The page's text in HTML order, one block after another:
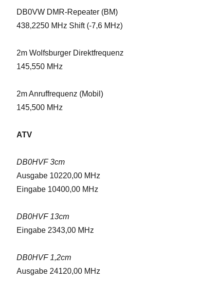
DB0VW DMR-Repeater (BM)
438,2250 MHz Shift (-7,6 MHz)
2m Wolfsburger Direktfrequenz
145,550 MHz
2m Anruffrequenz (Mobil)
145,500 MHz
ATV
DB0HVF 3cm
Ausgabe 10220,00 MHz
Eingabe 10400,00 MHz
DB0HVF 13cm
Eingabe 2343,00 MHz
DB0HVF 1,2cm
Ausgabe 24120,00 MHz